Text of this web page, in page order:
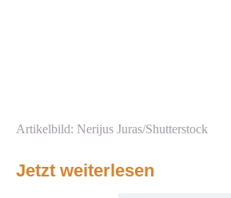
Artikelbild: Nerijus Juras/Shutterstock
Jetzt weiterlesen